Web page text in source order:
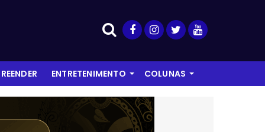
ENTRETENIMENTO COLUNAS